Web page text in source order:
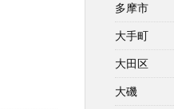
多摩市
大手町
大田区
大磯